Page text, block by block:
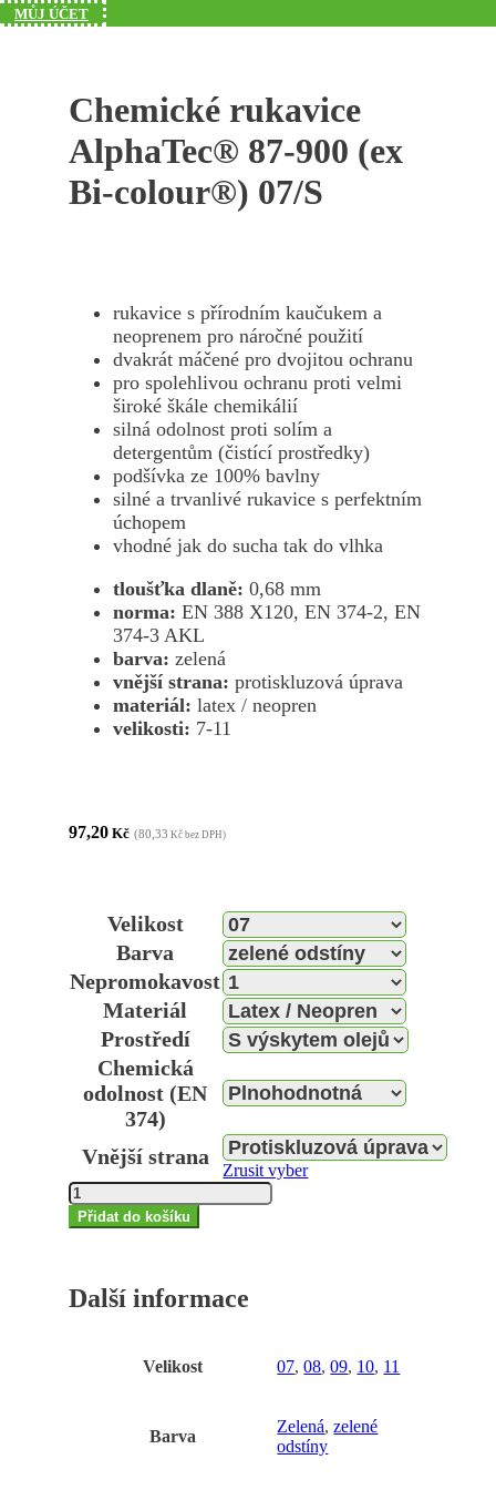
MŮJ ÚČET
Chemické rukavice
AlphaTec® 87-900 (ex
Bi-colour®) 07/S
rukavice s přírodním kaučukem a
neoprenem pro náročné použití
dvakrát máčené pro dvojitou ochranu
pro spolehlivou ochranu proti velmi
široké škále chemikálií
silná odolnost proti solím a
detergentům (čistící prostředky)
podšívka ze 100% bavlny
silné a trvanlivé rukavice s perfektním
úchopem
vhodné jak do sucha tak do vlhka
tloušťka dlaně: 0,68 mm
norma: EN 388 X120, EN 374-2, EN
374-3 AKL
barva: zelená
vnější strana: protiskluzová úprava
materiál: latex / neopren
velikosti: 7-11
97,20 Kč (80,33 Kč bez DPH)
Velikost
Barva
Nepromokavost
Materiál
Prostředí
Chemická
odolnost (EN
374)
Vnější strana
Zrusit vyber
Chemické
rukavice
900
colour®)
Přidat do košíku
Další informace
Velikost 07,08,09, 10, 11
Barva
Zelená,zelené
odstíny